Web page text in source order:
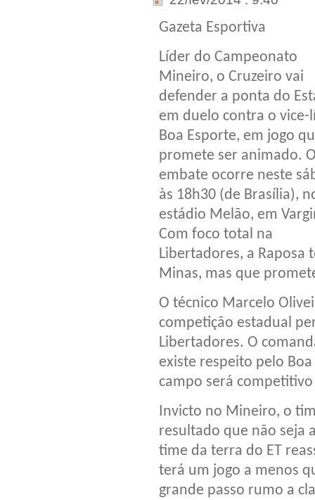
Gazeta Esportiva
Líder do Campeonato
Mineiro, o Cruzeiro vai
defender a ponta do
em duelo contra o vice-
Boa Esporte, em jogo
promete ser animado.
embate ocorre neste
às 18h30 (de Brasília),
estádio Melão, em
Com foco total na
Libertadores, a Raposa
Minas, mas que
O técnico Marcelo
competição estadual
Libertadores. O
existe respeito pelo
campo será
Invicto no Mineiro, o
resultado que não seja
time da terra do ET
terá um jogo a menos
grande passo rumo a